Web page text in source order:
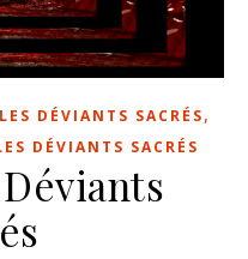
DÉVIANTS SACRÉS,
DÉVIANTS SACRÉS